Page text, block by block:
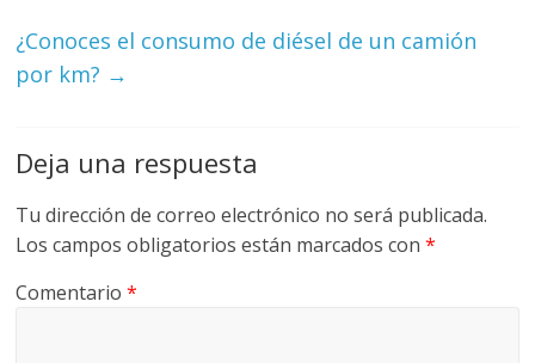
N
A
–
A
N
S
P
O
¿Conoces el consumo de diésel de un camión
por km? →
Deja una respuesta
Tu dirección de correo electrónico no será publicada.
Los campos obligatorios están marcados con*
Comentario*